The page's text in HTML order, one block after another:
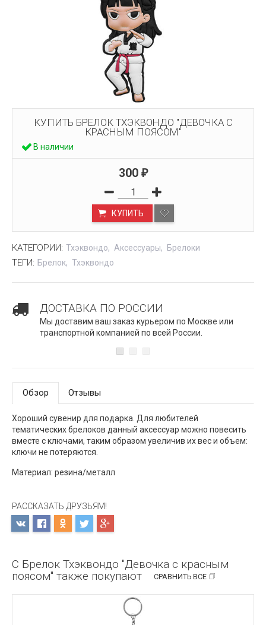
КУПИТЬ БРЕЛОК ТХЭКВОНДО "ДЕВОЧКА С
КРАСНЫМ ПОЯСОМ"
В наличии
300 ₽
КУПИТЬ
КАТЕГОРИИ: Тхэквондо Аксессуары Брелоки
ТЕГИ: Брелок Тхэквондо
ДОСТАВКА ПО РОССИИ
Мы доставим ваш заказ курьером по Москве или
транспортной компанией по всей России.
Обзор Отзывы
Хороший сувенир для подарка. Для любителей
тематических брелоков данный аксессуар можно повесить
вместе с ключами, таким образом увеличив их вес и объем:
ключи не потеряются.
Материал: резина/металл
РАССКАЗАТЬ ДРУЗЬЯМ!
С Брелок Тхэквондо "Девочка с красным
поясом" также покупают
СРАВНИТЬ ВСЕ